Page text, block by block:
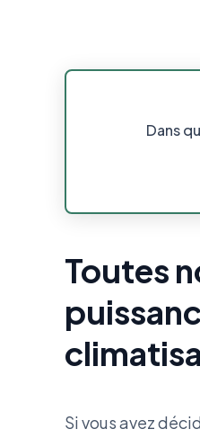
Dans
Toutes
Si vous avez